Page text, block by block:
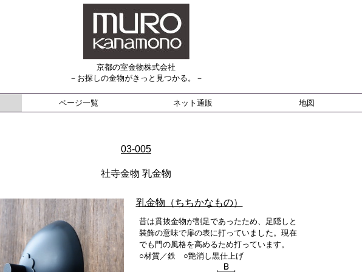
京都の室金物株式会社
－お探しの金物がきっと見つかる。－
ページ一覧 ネット通販 地図
03-005
社寺金物 乳金物
乳金物（ちちかなもの）
昔は貫抜金物が割足であったため、足隠しと
装飾の意味で扉の表に打っていました。現在
でも門の風格を高めるため打っています。
○材質／鉄 ○艶消し黒仕上げ